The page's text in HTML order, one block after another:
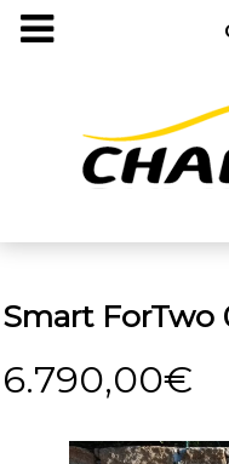
Smart ForTwo
6.790,00€